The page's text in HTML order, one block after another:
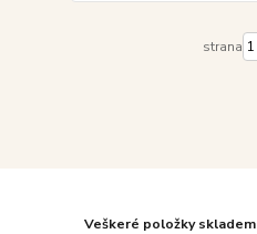
strana
Veškeré položky skladem